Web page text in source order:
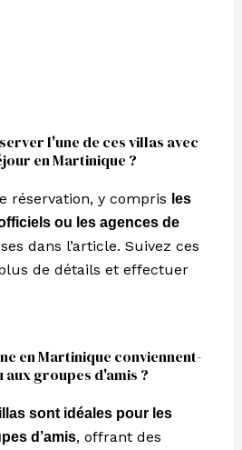
l'une de ces villas avec
en Martinique ?
réservation, y compris les
ou les agences de
dans l’article. Suivez ces
de détails et effectuer
en Martinique conviennent-
aux groupes d'amis ?
sont idéales pour les
d’amis, offrant des